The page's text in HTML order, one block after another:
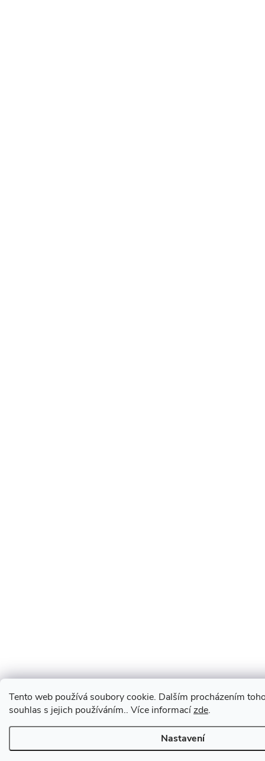
Tento web používá soubory cookie. Dalším procházením
souhlas s jejich používáním.. Více informacízde.
Nastavení